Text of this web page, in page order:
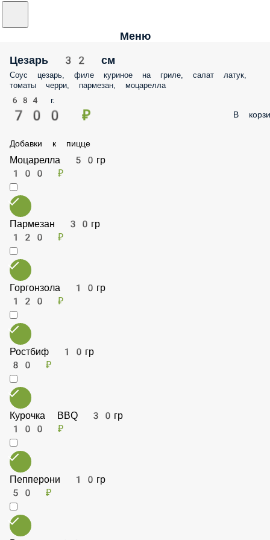
Меню
Цезарь 32 см
Соус цезарь, филе куриное на гриле, салат латук, томаты черри,
пармезан, моцарелла
684 г.
700 ₽ В
Добавки к пицце
Моцарелла 50гр
100 ₽
Пармезан 30гр
120 ₽
Ростбиф 10гр
80 ₽
Курочка BBQ 30гр
100 ₽
Пепперони 10гр